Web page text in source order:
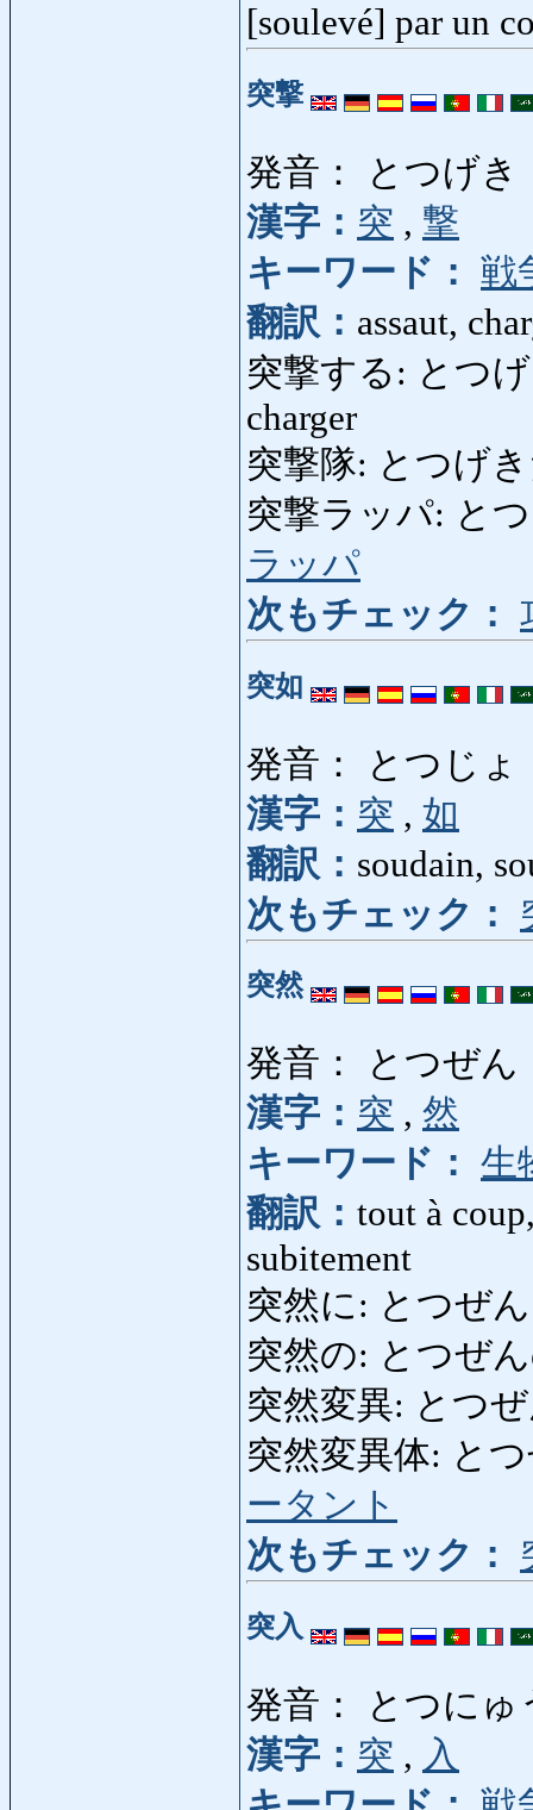
[soulevé] par un
突撃
発音： とつげき
漢字： 突 , 撃
キーワード： 戦
翻訳： assaut,
突撃する: とつ
charger
突撃隊: とつげ
突撃ラッパ: とつ
ラッパ
次もチェック：
突如
発音： とつじょ
漢字： 突 , 如
翻訳： soudain,
次もチェック：
突然
発音： とつぜん
漢字： 突 , 然
キーワード： 生
翻訳： tout à
subitement
突然に: とつぜ
突然の: とつぜん
突然変異: とつ
突然変異体: と
ータント
次もチェック：
突入
発音： とつにゅ
漢字： 突 , 入